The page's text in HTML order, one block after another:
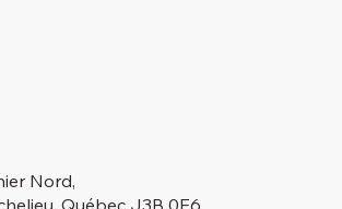
Nord,
Québec J3B 0E6